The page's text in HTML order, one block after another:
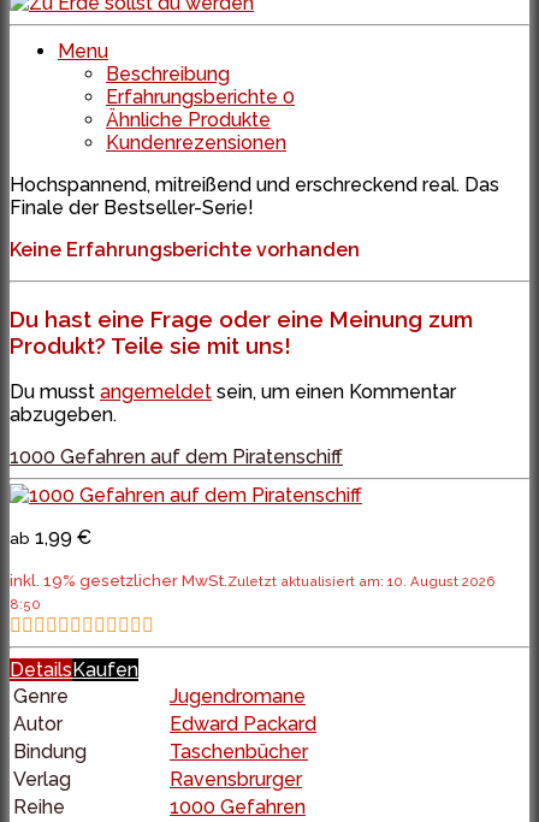
Menu
Beschreibung
Erfahrungsberichte 0
Ähnliche Produkte
Kundenrezensionen
Hochspannend, mitreißend und erschreckend real. Das
Finale der Bestseller-Serie!
Keine Erfahrungsberichte vorhanden
Du hast eine Frage oder eine Meinung zum
Produkt? Teile sie mit uns!
Du musst angemeldet sein, um einen Kommentar
abzugeben.
1000 Gefahren auf dem Piratenschiff
ab 1,99 €
inkl. 19% gesetzlicher MwSt.Zuletzt aktualisiert am: 10. August 2026
8:50
Details Kaufen
Genre
Jugendromane
Autor
Edward Packard
Bindung
Taschenbücher
Verlag
Ravensbrurger
Reihe
1000 Gefahren